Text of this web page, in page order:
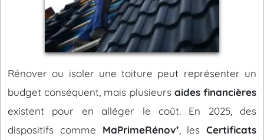
Rénover ou isoler une toiture peut représenter un
budget conséquent, mais plusieurs aides financières
existent pour en alléger le coût. En 2025, des
dispositifs comme MaPrimeRénov’ , les Certificats